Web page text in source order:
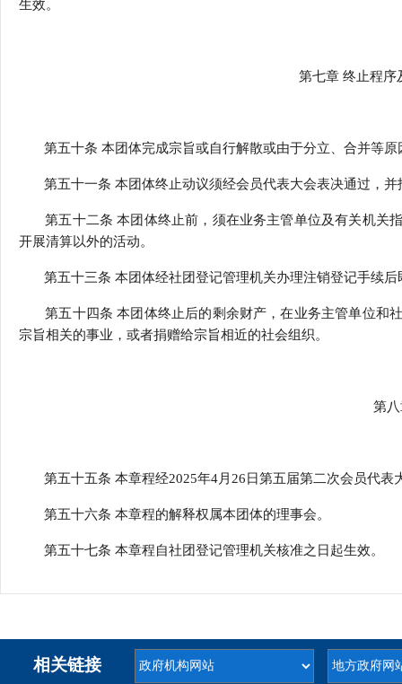
生效。
第七章 终止程序
第五十条 本团体完成宗旨或自行解散或由于分立、合并等原
第五十一条 本团体终止动议须经会员代表大会表决通过，并
第五十二条 本团体终止前，须在业务主管单位及有关机关
开展清算以外的活动。
第五十三条 本团体经社团登记管理机关办理注销登记手续后
第五十四条 本团体终止后的剩余财产，在业务主管单位和
宗旨相关的事业，或者捐赠给宗旨相近的社会组织。
第
第五十五条 本章程经2025年4月26日第五届第二次会员代表
第五十六条 本章程的解释权属本团体的理事会。
第五十七条 本章程自社团登记管理机关核准之日起生效。
相关链接